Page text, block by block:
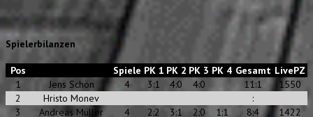
Spielerbilanzen
Pos Spiele PK 1 PK 2 PK 3 PK 4 Gesamt LivePZ
1
Jens Schön 4 3:1 4:0 4:0 11:1
1550
2
Hristo Monev
:
3
Andreas Müller 4 2:2 3:1 2:0 1:1 8:4
1422